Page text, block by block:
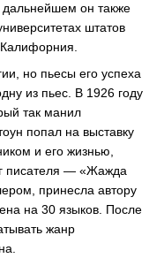
он также
штатов
но пьесы его успеха
из пьес. В 1926 году
так манил
попал на выставку
и его жизнью,
писателя — «Жажда
принесла автору
на 30 языков. После
жанр